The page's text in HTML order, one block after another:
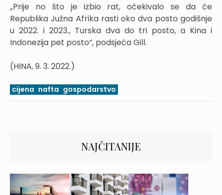
„Prije no što je izbio rat, očekivalo se da će
Republika Južna Afrika rasti oko dva posto godišnje
u 2022. i 2023., Turska dva do tri posto, a Kina i
Indonezija pet posto”, podsjeća Gill.
(HINA, 9. 3. 2022.)
cijena nafta gospodarstvo
NAJČITANIJE